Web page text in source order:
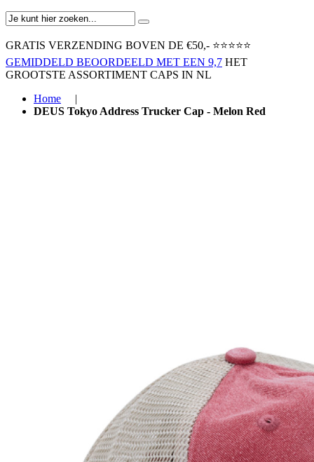
GRATIS VERZENDING BOVEN ​DE €50,-​ ⭐⭐⭐⭐⭐
GEMIDDELD BEOORDEELD MET EEN 9,7 HET
GROOTSTE ASSORTIMENT CAPS IN NL
Home
|
DEUS Tokyo Address Trucker Cap - Melon Red